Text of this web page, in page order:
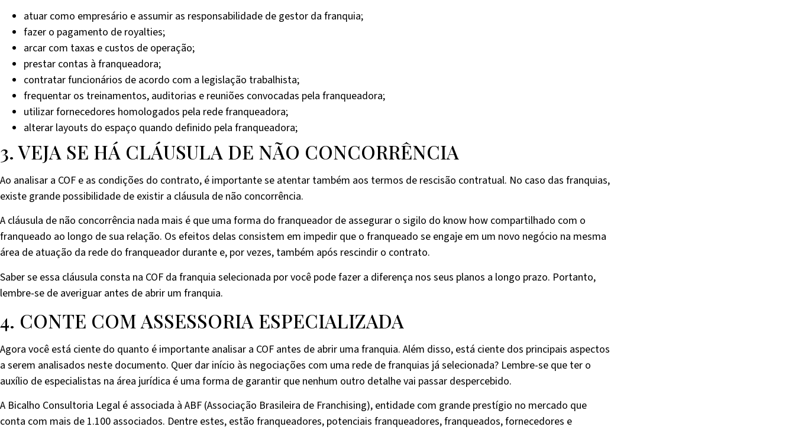
atuar como empresário e assumir as responsabilidade de gestor da franquia;
fazer o pagamento de royalties;
arcar com taxas e custos de operação;
prestar contas à franqueadora;
contratar funcionários de acordo com a legislação trabalhista;
frequentar os treinamentos, auditorias e reuniões convocadas pela franqueadora;
utilizar fornecedores homologados pela rede franqueadora;
alterar layouts do espaço quando definido pela franqueadora;
3. VEJA SE HÁ CLÁUSULA DE NÃO CONCORRÊNCIA
Ao analisar a COF e as condições do contrato, é importante se atentar também aos termos de rescisão contratual. No caso das franquias,
existe grande possibilidade de existir a cláusula de não concorrência.
A cláusula de não concorrência nada mais é que uma forma do franqueador de assegurar o sigilo do know how compartilhado com o
franqueado ao longo de sua relação. Os efeitos delas consistem em impedir que o franqueado se engaje em um novo negócio na mesma
área de atuação da rede do franqueador durante e, por vezes, também após rescindir o contrato.
Saber se essa cláusula consta na COF da franquia selecionada por você pode fazer a diferença nos seus planos a longo prazo. Portanto,
lembre-se de averiguar antes de abrir um franquia.
4. CONTE COM ASSESSORIA ESPECIALIZADA
Agora você está ciente do quanto é importante analisar a COF antes de abrir uma franquia. Além disso, está ciente dos principais aspectos
a serem analisados neste documento. Quer dar início às negociações com uma rede de franquias já selecionada? Lembre-se que ter o
auxílio de especialistas na área jurídica é uma forma de garantir que nenhum outro detalhe vai passar despercebido.
A Bicalho Consultoria Legal é associada à ABF (Associação Brasileira de Franchising), entidade com grande prestígio no mercado que
conta com mais de 1.100 associados. Dentre estes, estão franqueadores, potenciais franqueadores, franqueados, fornecedores e